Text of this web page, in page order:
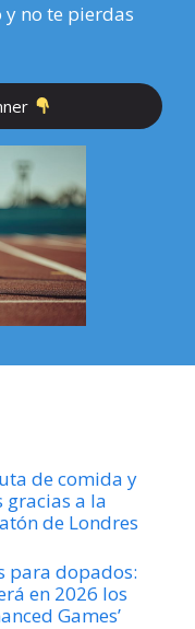
no te pierdas
de comida y
a la
de Londres
para dopados:
en 2026 los
Games’